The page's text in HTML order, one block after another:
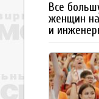
Все
женщин
и